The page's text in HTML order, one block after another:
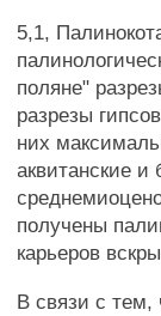
5,1,
поляне"
разрезы
них
аквитанские
получены
карьеров
В связи с тем,